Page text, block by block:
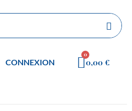
CONNEXION 0,00 €